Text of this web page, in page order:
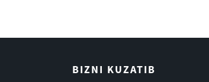
BIZNI KUZATIB